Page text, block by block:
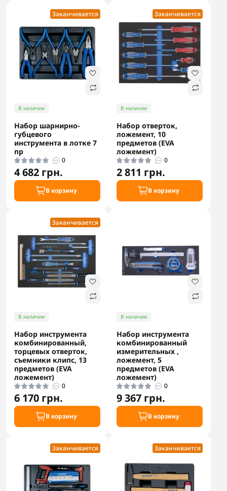
Заканчивается
В наличии
Набор шарнирно-
губцевого
инструмента в лотке 7
пр
0
4 682 грн.
В корзину
Заканчивается
В наличии
Набор отверток,
ложемент, 10
предметов (EVA
ложемент)
0
2 811 грн.
В корзину
Заканчивается
В наличии
Набор инструмента
комбинированный,
торцевых отверток,
съемники клипс, 13
предметов (EVA
ложемент)
0
6 170 грн.
В корзину
В наличии
Набор инструмента
комбинированный
измерительных ,
ложемент, 5
предметов (EVA
ложемент)
0
9 367 грн.
В корзину
Заканчивается Заканчивается